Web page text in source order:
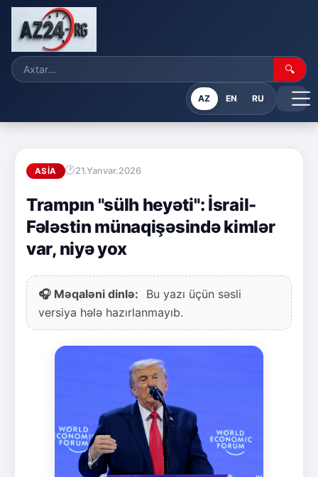
🔍
AZ EN RU
ASIA 21.Yanvar.2026
Trampın "sülh heyəti": İsrail-
Fələstin münaqişəsində kimlər
var, niyə yox
🎧 Məqaləni dinlə:
Bu yazı üçün səsli
versiya hələ hazırlanmayıb.